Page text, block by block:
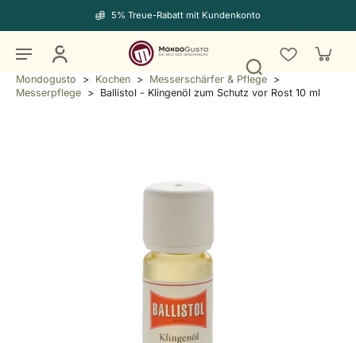
5% Treue-Rabatt mit Kundenkonto
Mondogusto > Kochen > Messerschärfer & Pflege >
Messerpflege > Ballistol - Klingenöl zum Schutz vor Rost 10 ml